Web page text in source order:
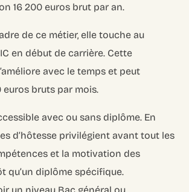
16 200 euros brut par an.
de ce métier, elle touche au
en début de carrière. Cette
avec le temps et peut
euros bruts par mois.
avec ou sans diplôme. En
d’hôtesse privilégient avant tout les
et la motivation des
qu’un diplôme spécifique.
un niveau Bac général ou